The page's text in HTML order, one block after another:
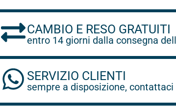
CAMBIO E RESO GRATUITI
entro 14 giorni dalla consegna
SERVIZIO CLIENTI
sempre a disposizione,